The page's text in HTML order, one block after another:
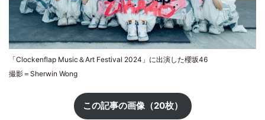
「Clockenflap Music＆Art Festival 2024」に出演した櫻坂46
撮影＝Sherwin Wong
この記事の画像（20枚）